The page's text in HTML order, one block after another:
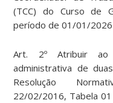
(TCC) do Curso de
período de 01/01/
Art. 2º Atribuir ao
administrativa de
Resolução
22/02/2016, Tabela